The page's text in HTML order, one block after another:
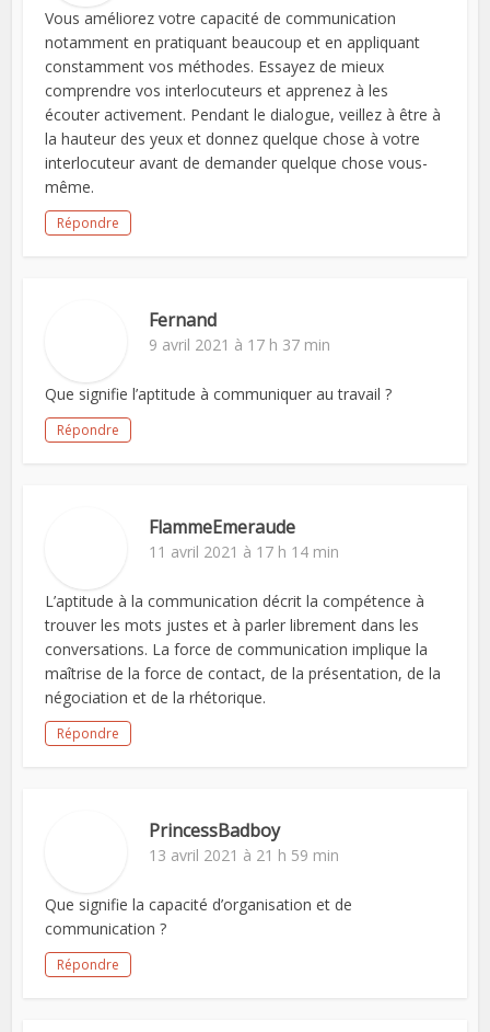
Vous améliorez votre capacité de communication
notamment en pratiquant beaucoup et en appliquant
constamment vos méthodes. Essayez de mieux
comprendre vos interlocuteurs et apprenez à les
écouter activement. Pendant le dialogue, veillez à être à
la hauteur des yeux et donnez quelque chose à votre
interlocuteur avant de demander quelque chose vous-
même.
Répondre
Fernand
9 avril 2021 à 17 h 37 min
Que signifie l’aptitude à communiquer au travail ?
Répondre
FlammeEmeraude
11 avril 2021 à 17 h 14 min
L’aptitude à la communication décrit la compétence à
trouver les mots justes et à parler librement dans les
conversations. La force de communication implique la
maîtrise de la force de contact, de la présentation, de la
négociation et de la rhétorique.
Répondre
PrincessBadboy
13 avril 2021 à 21 h 59 min
Que signifie la capacité d’organisation et de
communication ?
Répondre